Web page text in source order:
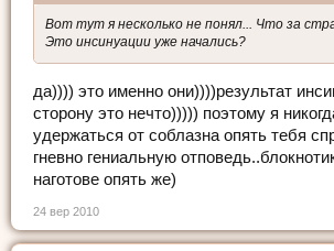
Вот тут я несколько не понял... Что за
Это инсинуации уже начались?
да)))) это именно они))))результат
сторону это нечто))))) поэтому я
удержаться от соблазна опять тебя
гневно гениальную
наготове опять же)
24 вер 2010